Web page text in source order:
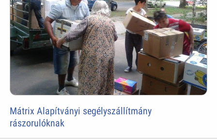
Mátrix Alapítványi segélyszállítmány
rászorulóknak